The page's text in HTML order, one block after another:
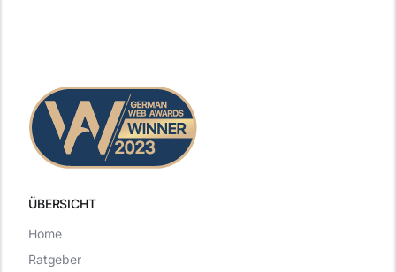
ÜBERSICHT
Home
Ratgeber